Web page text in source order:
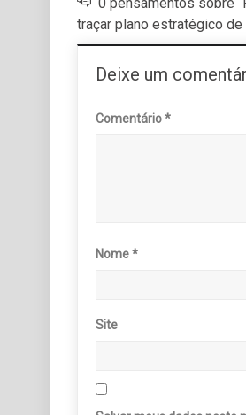
traçar plano estratégico de
Deixe um
Comentário*
Nome*
Site